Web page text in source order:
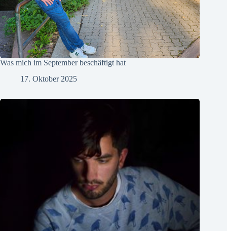
Was mich im September beschäftigt hat
17. Oktober 2025